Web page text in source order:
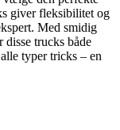
giver fleksibilitet og
Med smidig
trucks både
typer tricks – en